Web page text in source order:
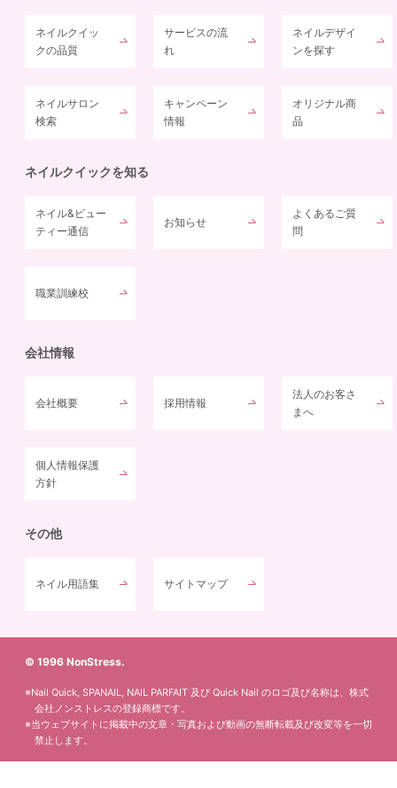
ネイルクイッ
クの品質
サービスの流
れ
ネイルデザイ
ンを探す
ネイルサロン
検索
キャンペーン
情報
オリジナル商
品
ネイルクイックを知る
ネイル&ビュー
ティー通信
お知らせ
よくあるご質
問
職業訓練校
会社情報
会社概要 採用情報
法人のお客さ
まへ
個人情報保護
方針
その他
ネイル用語集 サイトマップ
© 1996 NonStress.
※Nail Quick, SPANAIL, NAIL PARFAIT 及び Quick Nail のロゴ及び名称は、株式
会社ノンストレスの登録商標です。
※当ウェブサイトに掲載中の文章・写真および動画の無断転載及び改変等を一切
禁止します。